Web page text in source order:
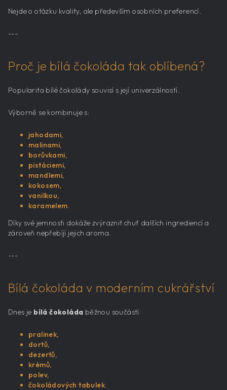
Nejde o otázku kvality, ale především osobních preferencí.
---
Proč je bílá čokoláda tak oblíbená?
Popularita bílé čokolády souvisí s její univerzálností.
Výborně se kombinuje s:
jahodami,
malinami,
borůvkami,
pistáciemi,
mandlemi,
kokosem,
vanilkou,
karamelem.
Díky své jemnosti dokáže zvýraznit chuť dalších ingrediencí a
zároveň nepřebíjí jejich aroma.
---
Bílá čokoláda v moderním cukrářství
Dnes je bílá čokoláda běžnou součástí:
pralinek,
dortů,
dezertů,
krémů,
polev,
čokoládových tabulek.